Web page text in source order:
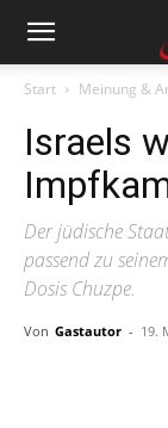
Start Meinung &
Israels
Der jüdische
passend zu
Dosis Chuzpe.
Von Gastautor - 19.